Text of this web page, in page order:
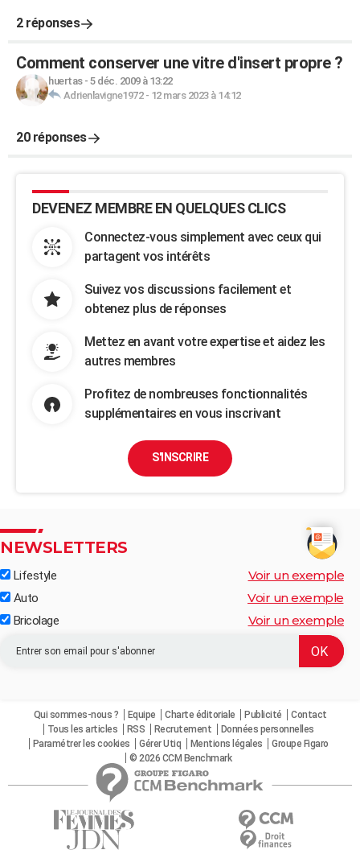
2 réponses
Comment conserver une vitre d'insert propre ?
huertas- 5 déc. 2009 à 13:22
Adrienlavigne1972- 12 mars 2023 à 14:12
20 réponses
DEVENEZ MEMBRE EN QUELQUES CLICS
Connectez-vous simplement avec ceux qui
partagent vos intérêts
Suivez vos discussions facilement et
obtenez plus de réponses
Mettez en avant votre expertise et aidez les
autres membres
Profitez de nombreuses fonctionnalités
supplémentaires en vous inscrivant
S'INSCRIRE
NEWSLETTERS
Lifestyle Voir un exemple
Auto Voir un exemple
Bricolage Voir un exemple
Qui sommes-nous ? Equipe Charte éditoriale Publicité
Contact
Tous les articles
RSS Recrutement
Données personnelles
Paramétrer les cookies
Gérer Utiq Mentions légales
Groupe Figaro
© 2026 CCM Benchmark